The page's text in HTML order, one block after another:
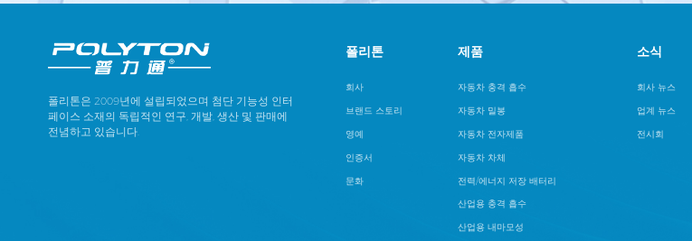
폴리톤은 2009년에 설립되었으며 첨단 기능성 인터
페이스 소재의 독립적인 연구, 개발, 생산 및 판매에
전념하고 있습니다.
폴리톤
회사
브랜드 스토리
영예
인증서
문화
제품
자동차 충격 흡수
자동차 밀봉
자동차 전자제품
자동차 차체
전력/에너지 저장 배터리
산업용 충격 흡수
산업용 내마모성
소식
회사 뉴스
업계 뉴스
전시회